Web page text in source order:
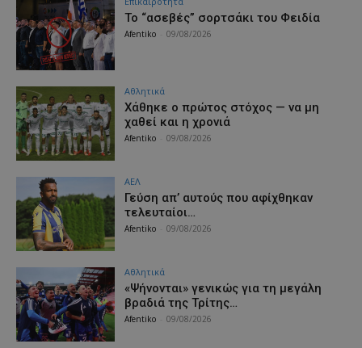
Το “ασεβές” σορτσάκι του Φειδία
Afentiko 09/08/2026
Αθλητικά
Χάθηκε ο πρώτος στόχος — να μη
χαθεί και η χρονιά
Afentiko 09/08/2026
ΑΕΛ
Γεύση απ’ αυτούς που αφίχθηκαν
τελευταίοι…
Afentiko 09/08/2026
Αθλητικά
«Ψήνονται» γενικώς για τη μεγάλη
βραδιά της Τρίτης…
Afentiko 09/08/2026